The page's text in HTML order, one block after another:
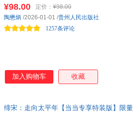
那段被《太平年》一笔带过的黑暗历史，
¥98.00 定价： ¥98.00
1257条评论
陶懋炳 /2026-01-01 /贵州人民出版社
加入购物车 收藏
缔宋：走向太平年【当当专享特装版】限